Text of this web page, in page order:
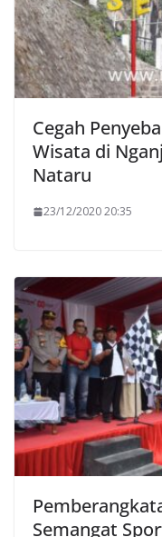
Cegah
Wisata di
Nataru
23/12/2020 20:35
Semangat